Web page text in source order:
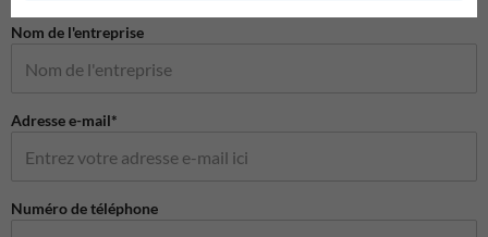
Nom de l'entreprise
Adresse e-mail*
Numéro de téléphone